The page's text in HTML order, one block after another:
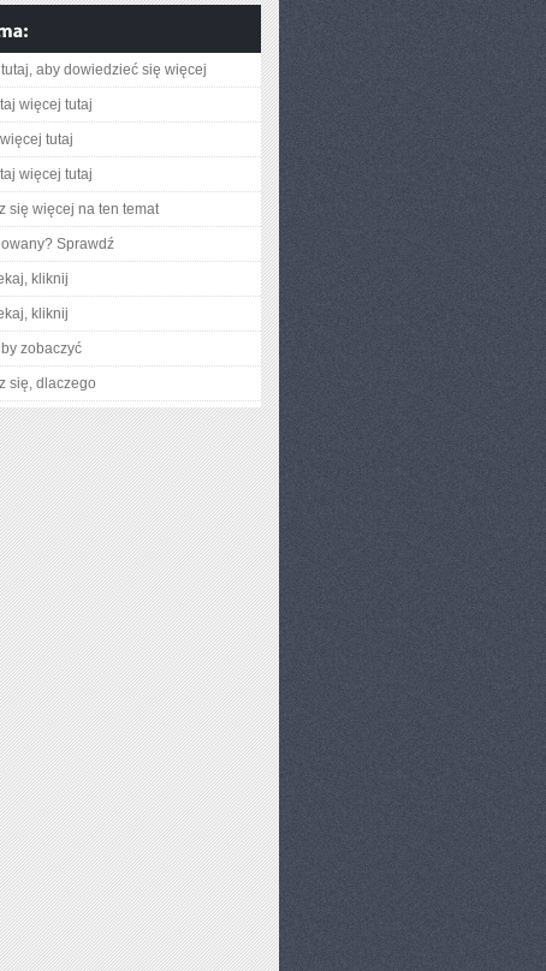
aby dowiedzieć się więcej
więcej tutaj
tutaj
więcej tutaj
się więcej na ten temat
Sprawdź
kliknij
kliknij
zobaczyć
się, dlaczego